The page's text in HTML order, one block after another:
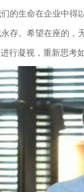
的生命在企业中
存。希望在座的
行凝视，重新思考